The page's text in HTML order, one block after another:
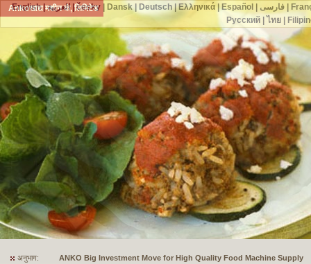
Ankoखाद्य मशीन कं, लिमिटेड
अनुभाग: ANKO's Food Processing Equipment Assists a Shoe Seller to Start
English|العربية|česky| Dansk| Deutsch|Ελληνικά| Español فارسی|
Русский| ไทย|